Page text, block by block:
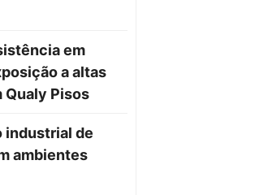
em
a altas
Qualy Pisos
industrial de
ambientes